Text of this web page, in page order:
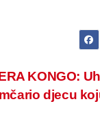
KONGO:
djecu